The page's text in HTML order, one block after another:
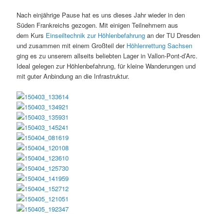
Nach einjährige Pause hat es uns dieses Jahr wieder in den
Süden Frankreichs gezogen. Mit einigen Teilnehmern aus
dem Kurs Einseiltechnik zur Höhlenbefahrung an der TU Dresden
und zusammen mit einem Großteil der Höhlenrettung Sachsen
ging es zu unserem allseits beliebten Lager in Vallon-Pont-d’Arc.
Ideal gelegen zur Höhlenbefahrung, für kleine Wanderungen und
mit guter Anbindung an die Infrastruktur.